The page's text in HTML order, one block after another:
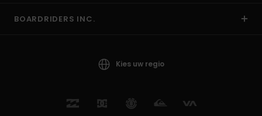
BOARDRIDERS INC.
Kies uw regio